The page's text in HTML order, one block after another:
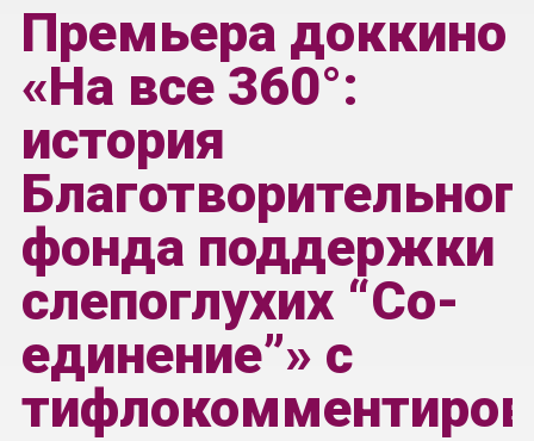
Премьера доккино
«На все 360°:
история
фонда поддержки
слепоглухих “Со-
единение”» с